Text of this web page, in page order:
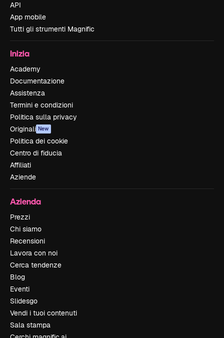
API
App mobile
Tutti gli strumenti Magnific
Inizia
Academy
Documentazione
Assistenza
Termini e condizioni
Politica sulla privacy
Originali New
Politica dei cookie
Centro di fiducia
Affiliati
Aziende
Azienda
Prezzi
Chi siamo
Recensioni
Lavora con noi
Cerca tendenze
Blog
Eventi
Slidesgo
Vendi i tuoi contenuti
Sala stampa